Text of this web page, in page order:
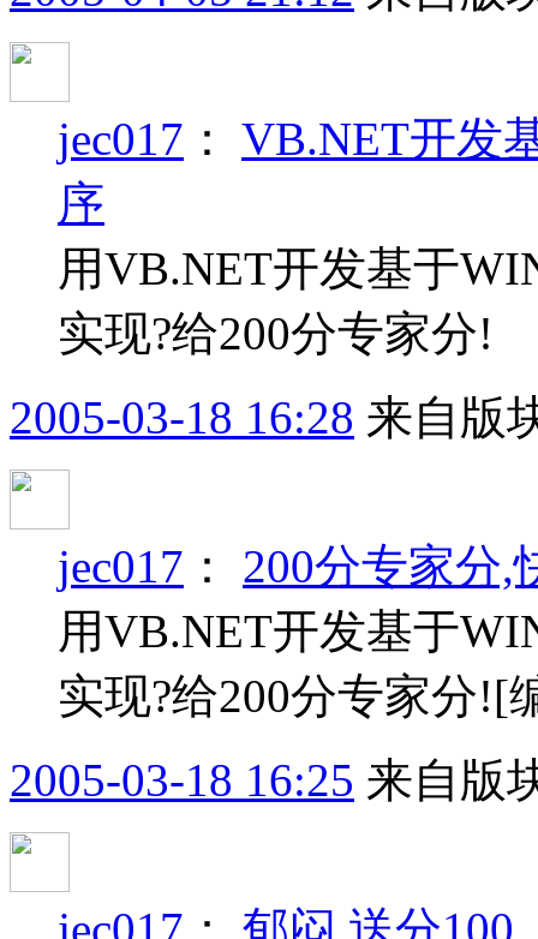
jec017 ： VB.NET开发
序
用VB.NET开发基于
实现?给200分专家分!
2005-03-18 16:28 来自版
jec017 ： 200分专家分
用VB.NET开发基于
实现?给200分专家分![
2005-03-18 16:25 来自版
jec017 ： 郁闷,送分100